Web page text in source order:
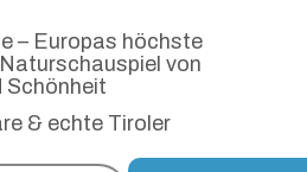
– Europas höchste
von
& echte Tiroler